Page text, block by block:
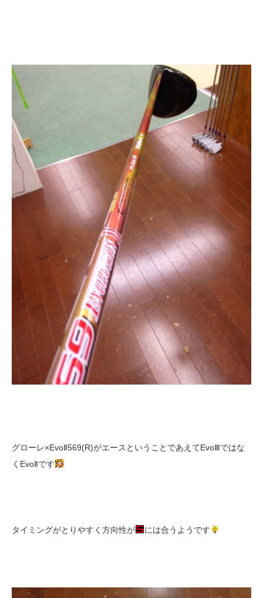
グローレ×EvoⅡ569(R)がエースということであえてEvoⅢではな
くEvoⅡです
タイミングがとりやすく方向性が には合うようです